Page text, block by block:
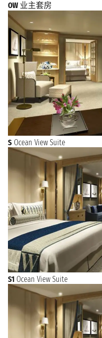
OW 业主套房
S Ocean View Suite
S1 Ocean View Suite